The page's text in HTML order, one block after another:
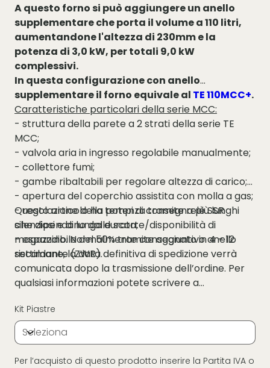
A questo forno si può aggiungere un anello
supplementare che porta il volume a 110 litri,
aumentandone l'altezza di 230mm e la
potenza di 3,0 kW, per totali 9,0 kW
complessivi.
In questa configurazione con anello
supplementare il forno equivale al TE 110MCC+.
Caratteristiche particolari della serie MCC:
- struttura della parete a 2 strati della serie TE
MCC;
- valvola aria in ingresso regolabile manualmente;
- collettore fumi;
- gambe ribaltabili per regolare altezza di carico;
- apertura del coperchio assistita con molla a gas;
- regolazione della potenza tramite relè SSR
silenziosi e di lunga durata;
- espandibile del 50% tramite aggiuntivo anello
riscaldante (ZWR).
Questo articolo ha tempi di consegna più lunghi
che dipendono dalle scorte/disponibilità di
magazzino. Normalmente consegnato in 4 - 12
settimane, la data definitiva di spedizione verrà
comunicata dopo la trasmissione dell’ordine. Per
qualsiasi informazioni potete scrivere a
207.
Kit Piastre
Per l’acquisto di questo prodotto inserire la Partita IVA o